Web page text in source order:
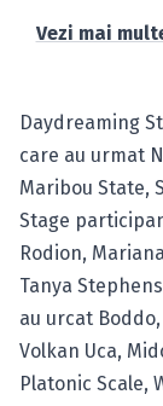
Vezi mai
Daydreaming
care au urmat
Maribou State,
Stage
Rodion,
Tanya
au urcat Boddo,
Volkan Uca,
Platonic Scale,